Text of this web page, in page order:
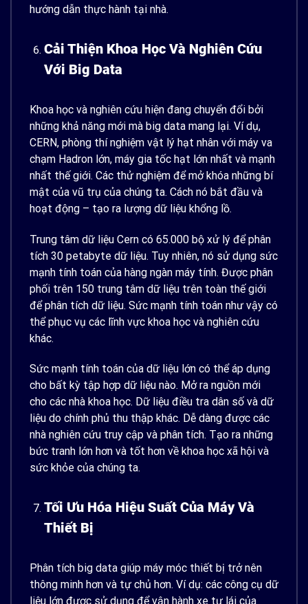
hướng dẫn thực hành tại nhà.
Cải Thiện Khoa Học Và Nghiên Cứu
Với Big Data
Khoa học và nghiên cứu hiện đang chuyển đổi bởi
những khả năng mới mà big data mang lại. Ví dụ,
CERN, phòng thí nghiệm vật lý hạt nhân với máy va
chạm Hadron lớn, máy gia tốc hạt lớn nhất và mạnh
nhất thế giới. Các thử nghiệm để mở khóa những bí
mật của vũ trụ của chúng ta. Cách nó bắt đầu và
hoạt động – tạo ra lượng dữ liệu khổng lồ.
Trung tâm dữ liệu Cern có 65.000 bộ xử lý để phân
tích 30 petabyte dữ liệu. Tuy nhiên, nó sử dụng sức
mạnh tính toán của hàng ngàn máy tính. Được phân
phối trên 150 trung tâm dữ liệu trên toàn thế giới
để phân tích dữ liệu. Sức mạnh tính toán như vậy có
thể phục vụ các lĩnh vực khoa học và nghiên cứu
khác.
Sức mạnh tính toán của dữ liệu lớn có thể áp dụng
cho bất kỳ tập hợp dữ liệu nào. Mở ra nguồn mới
cho các nhà khoa học. Dữ liệu điều tra dân số và dữ
liệu do chính phủ thu thập khác. Dễ dàng được các
nhà nghiên cứu truy cập và phân tích. Tạo ra những
bức tranh lớn hơn và tốt hơn về khoa học xã hội và
sức khỏe của chúng ta.
Tối Ưu Hóa Hiệu Suất Của Máy Và
Thiết Bị
Phân tích big data giúp máy móc thiết bị trở nên
thông minh hơn và tự chủ hơn. Ví dụ: các công cụ dữ
liệu lớn được sử dụng để vận hành xe tự lái của